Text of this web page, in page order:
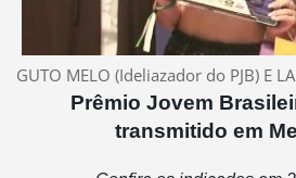
GUTO MELO (Ideliazador do PJB) E
Prêmio Jovem
transmitido em